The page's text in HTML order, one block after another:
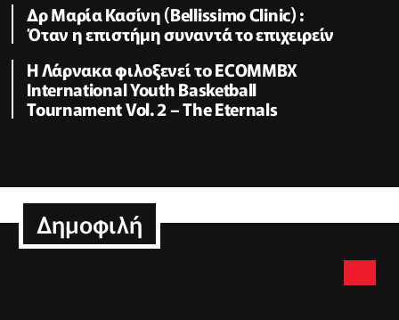
Δρ Μαρία Κασίνη (Bellissimo Clinic) :
Όταν η επιστήμη συναντά το επιχειρείν
Η Λάρνακα φιλοξενεί το ECOMMBX
International Youth Basketball
Tournament Vol. 2 – The Eternals
Δημοφιλή